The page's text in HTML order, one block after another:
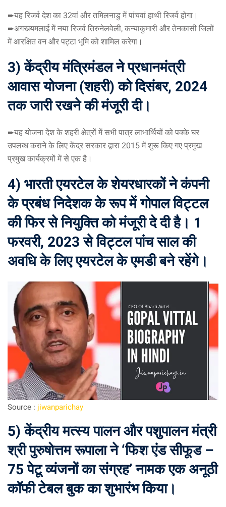
➨यह रिजर्व देश का 32वां और तमिलनाडु में पांचवां हाथी रिजर्व होगा।
➨अगस्त्यमलाई में नया रिजर्व तिरुनेलवेली, कन्याकुमारी और तेनकासी जिलों
में आरक्षित वन और पट्टा भूमि को शामिल करेगा।
3) केंद्रीय मंत्रिमंडल ने प्रधानमंत्री
आवास योजना (शहरी) को दिसंबर, 2024
तक जारी रखने की मंजूरी दी।
➨यह योजना देश के शहरी क्षेत्रों में सभी पात्र लाभार्थियों को पक्के घर
उपलब्ध कराने के लिए केंद्र सरकार द्वारा 2015 में शुरू किए गए प्रमुख
प्रमुख कार्यक्रमों में से एक है।
4) भारतीएयरटेल के शेयरधारकों ने कंपनी
के प्रबंध निदेशक के रूप में गोपाल विट्टल
की फिर से नियुक्ति को मंजूरी दे दी है। 1
फरवरी, 2023 से विट्टल पांच साल की
अवधि के लिए एयरटेल के एमडी बने रहेंगे।
Source : jiwanparichay
5) केंद्रीय मत्स्य पालन और पशुपालन मंत्री
श्री पुरुषोत्तम रूपाला ने ‘फिश एंड सीफूड –
75 पेटू व्यंजनों का संग्रह’ नामक एक अनूठी
कॉफी टेबल बुक का शुभारंभ किया।